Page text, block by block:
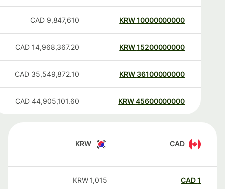
10000000000
KRW
9,847,610
CAD
15200000000
KRW
14,968,367.20
CAD
36100000000
KRW
35,549,872.10
CAD
45600000000
KRW
44,905,101.60
CAD
CAD
KRW
CAD
1,015
KRW